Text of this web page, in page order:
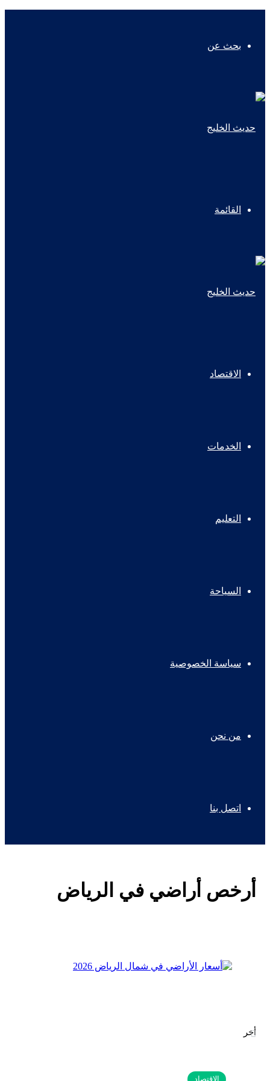
بحث عن
القائمة
الاقتصاد
الخدمات
التعليم
السياحة
سياسة الخصوصية
من نحن
اتصل بنا
أرخص أراضي في الرياض
الاقتصاد
أخر